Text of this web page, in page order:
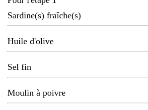
Sardine(s) fraîche(s)
Huile d'olive
Sel fin
Moulin à poivre